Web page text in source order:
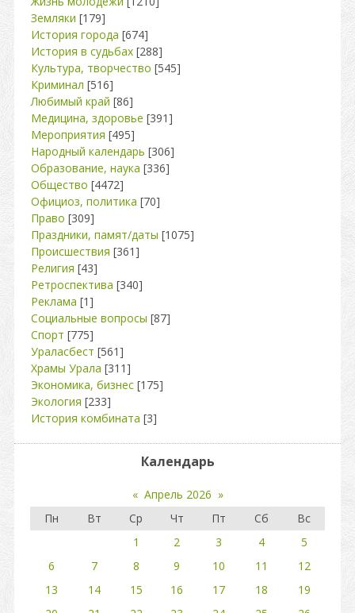
Земляки [179]
История города [674]
История в судьбах [288]
Культура, творчество [545]
Криминал [516]
Любимый край [86]
Медицина, здоровье [391]
Мероприятия [495]
Народный календарь [306]
Образование, наука [336]
Общество [4472]
Официоз, политика [70]
Право [309]
Праздники, памят/даты [1075]
Происшествия [361]
Религия [43]
Ретроспектива [340]
Реклама [1]
Социальные вопросы [87]
Спорт [775]
Ураласбест [561]
Храмы Урала [311]
Экономика, бизнес [175]
Экология [233]
История комбината [3]
Календарь
« Апрель 2026 »
Пн
Вт Ср Чт Пт Сб
Вс
1
2 3 4
5
6
7 8 9 10 11
12
13
14 15 16 17 18
19